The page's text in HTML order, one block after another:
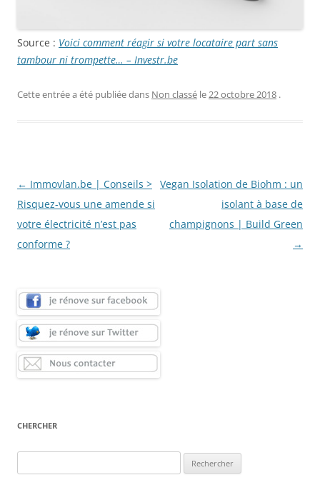
Source : Voici comment réagir si votre locataire part sans
tambour ni trompette… – Investr.be
Cette entrée a été publiée dans Non classé le22 octobre 2018 .
Navigation
des
articles
← Immovlan.be | Conseils >
Risquez-vous une amende si
votre électricité n’est pas
conforme ?
Vegan Isolation de Biohm : un
isolant à base de
champignons | Build Green
→
CHERCHER